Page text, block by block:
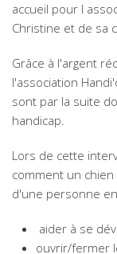
accueil pour l
Christine et de sa
Grâce à l'argent
l'association
sont par la suite
handicap.
Lors de cette
comment un
d'une personne
aider à se
ouvrir/fermer